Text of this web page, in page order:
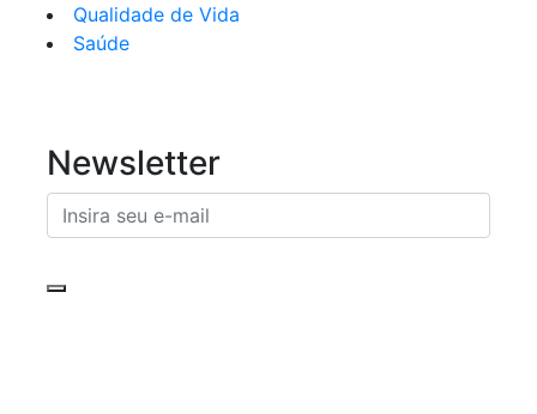
Qualidade de Vida
Saúde
Newsletter